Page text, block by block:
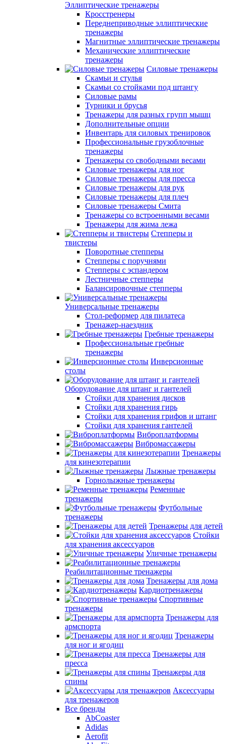
Эллиптические тренажеры
Кросстренеры
Переднеприводные эллиптические
тренажеры
Магнитные эллиптические тренажеры
Механические эллиптические
тренажеры
Силовые тренажеры
Скамьи и стулья
Скамьи со стойками под штангу
Силовые рамы
Турники и брусья
Тренажеры для разных групп мышц
Дополнительные опции
Инвентарь для силовых тренировок
Профессиональные грузоблочные
тренажеры
Тренажеры со свободными весами
Силовые тренажеры для ног
Силовые тренажеры для пресса
Силовые тренажеры для рук
Силовые тренажеры для плеч
Силовые тренажеры Смита
Тренажеры со встроенными весами
Тренажеры для жима лежа
Степперы и
твистеры
Поворотные степперы
Степперы с поручнями
Степперы с эспандером
Лестничные степперы
Балансировочные степперы
Универсальные тренажеры
Стол-реформер для пилатеса
Тренажер-наездник
Гребные тренажеры
Профессиональные гребные
тренажеры
Инверсионные
столы
Оборудование для штанг и гантелей
Стойки для хранения дисков
Стойки для хранения гирь
Стойки для хранения грифов и штанг
Стойки для хранения гантелей
Виброплатформы
Вибромассажеры
Тренажеры
для кинезотерапии
Лыжные тренажеры
Горнолыжные тренажеры
Ременные
тренажеры
Футбольные
тренажеры
Тренажеры для детей
Стойки
для хранения аксессуаров
Уличные тренажеры
Реабилитационные тренажеры
Тренажеры для дома
Кардиотренажеры
Спортивные
тренажеры
Тренажеры для
армспорта
Тренажеры
для ног и ягодиц
Тренажеры для
пресса
Тренажеры для
спины
Аксессуары
для тренажеров
Все бренды
AbCoaster
Adidas
Aerofit